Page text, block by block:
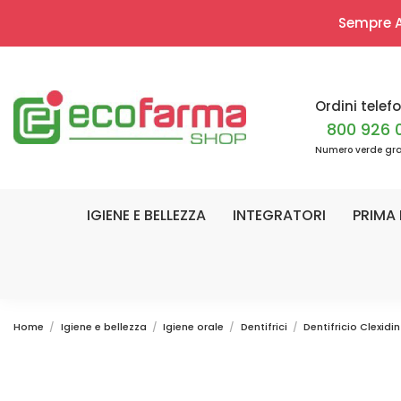
Sempre
Ordini
800 926
Numero verde
IGIENE E BELLEZZA INTEGRATORI PRIMA
Home Igiene e bellezza Igiene orale Dentifrici Dentifricio